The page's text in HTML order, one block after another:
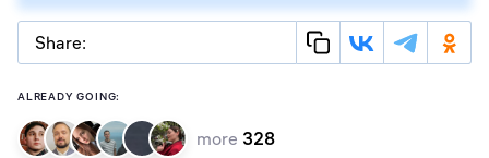
Share:
ALREADY GOING:
more 328